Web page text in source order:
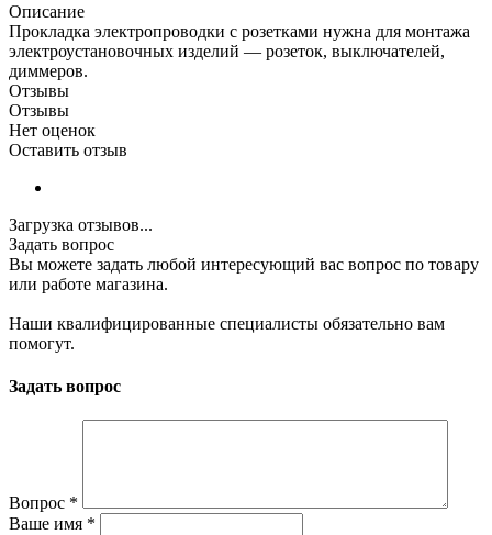
Описание
Прокладка электропроводки с розетками нужна для монтажа
электроустановочных изделий — розеток, выключателей,
диммеров.
Отзывы
Отзывы
Нет оценок
Оставить отзыв
Загрузка отзывов...
Задать вопрос
Вы можете задать любой интересующий вас вопрос по товару
или работе магазина.
Наши квалифицированные специалисты обязательно вам
помогут.
Задать вопрос
Вопрос *
Ваше имя *